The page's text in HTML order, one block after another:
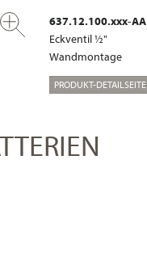
637.12.100.xxx-AA
Eckventil ½"
Wandmontage
PRODUKT-DETAILSEITE